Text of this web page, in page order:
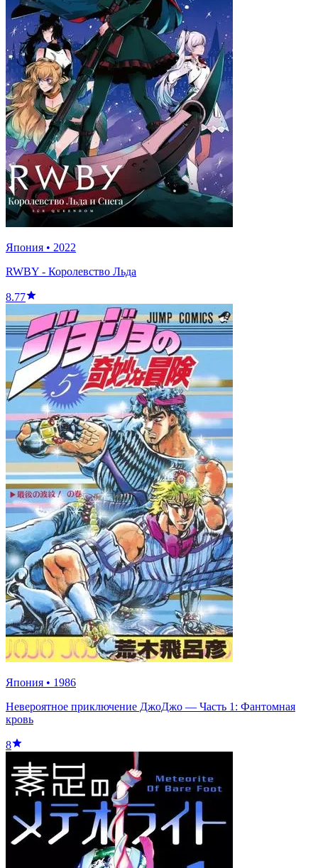
Япония • 2022
RWBY - Королевство Льда
8.77
Япония • 1986
Невероятное приключение ДжоДжо — Часть 1: Фантомная
кровь
8